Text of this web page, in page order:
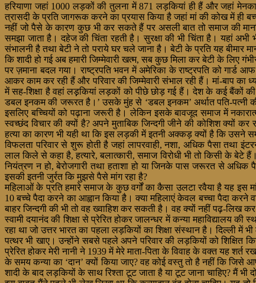
हरियाणा जहां 1000 लड़कों की तुलना में 871 लड़कियां ही हैं और जहां
त्रासदी के प्रति जागरूक करने का प्रयास किया है जहां मां की कोख में ही
नहीं जो पैसे के कारण कुछ भी कर सकते हैं पर असली बात तो समाज की
समझा जाता है। दहेज की चिंता रहती है। सुरक्षा की भी चिंता है। यहां
संभालनी है तथा बेटी ने तो पराये घर चले जाना है। बेटी के प्रति यह
कि शादी हो गई अब हमारी जिम्मेवारी खत्म, सब कुछ मिला कर बेटी के लिए
पर ज़माना बदल गया। राष्ट्रपति भवन में अमेरिका के राष्ट्रपति को
आकर काम कर रही हैं और परिवार की जिम्मेवारी संभाल रही हैं। मां-बाप का
में सह-शिक्षा है वहां लड़़कियां लड़कों को पीछे छोड़ गई हैं। देश के कई बैंकों
डबल इनकम की जरूरत है।’ उसके मुंह से ‘डबल इनकम’ अर्थात पति-पत्नी
इसलिए बच्चियों को पढ़ाना जरूरी है। लेकिन इसके बावजूद समाज में
स्वच्छंद विचार की क्यों है? अपने मुताबिक जिन्दगी जीने की कोशिश क्यों कर
हत्या का कारण भी यही था कि इस लड़की में इतनी अक्कड़ क्यों है कि उसने
विफलता परिवार से शुरू होती है जहां लापरवाही, नशा, अधिक पैसा तथा
लाल किले से कहा है, हत्यारे, बलात्कारी, समाज विरोधी भी तो किसी के
नियंत्रण न हो, बेरोजगारी तथा हताशा हो या जिनके पास जरूरत से अधिक
इसकी इतनी जुर्रत कि मुझसे पैसे मांग रहा है?
महिलाओं के प्रति हमारे समाज के कुछ वर्गों का कैसा उलटा रवैया है यह इस
10 बच्चे पैदा करने का आह्वान किया है। क्या महिलाएं केवल बच्चा पैदा करने
बाहर जिन्दगी की भी तो वह ख्वाहिश कर सकती है। वह क्यों नहीं पढ़-लिख
स्वामी दयानंद की शिक्षा से प्रेरित होकर जालन्धर में कन्या महाविद्यालय
रहा था जो उत्तर भारत का पहला लड़कियों का शिक्षा संस्थान है। दिल्ली में
पत्थर भी खाए। उन्होंने सबसे पहले अपने परिवार की लड़कियों को शिक्षित
प्रेरित होकर मेरी नानी ने 1939 में मेरे माता-पिता के विवाह के वक्त यह
के समय कन्या का ‘दान’ क्यों किया जाए? वह कोई वस्तु तो है नहीं कि जिसे
शादी के बाद लड़कियों के साथ रिश्ता टूट जाता है या टूट जाना चाहिए? मैं भी